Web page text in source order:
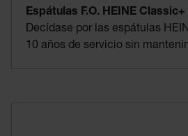
Espátulas F.O. HEINE
Decídase por las espátulas
10 años de servicio sin